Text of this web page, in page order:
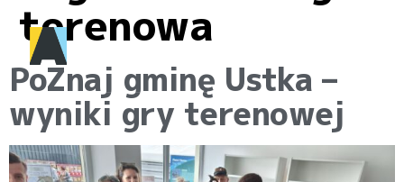
terenowa
PoZnaj gminę Ustka –
wyniki gry terenowej